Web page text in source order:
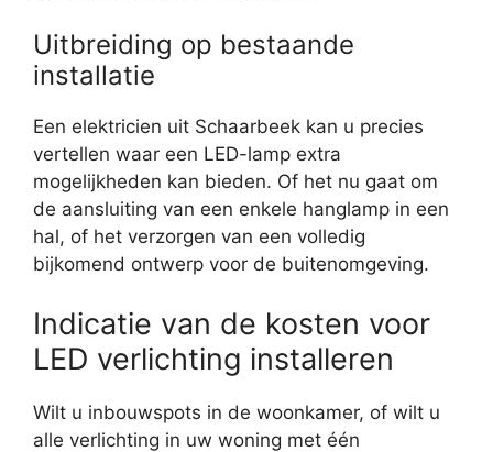
Uitbreiding op bestaande
installatie
Een elektricien uit Schaarbeek kan u precies
vertellen waar een LED-lamp extra
mogelijkheden kan bieden. Of het nu gaat om
de aansluiting van een enkele hanglamp in een
hal, of het verzorgen van een volledig
bijkomend ontwerp voor de buitenomgeving.
Indicatie van de kosten voor
LED verlichting installeren
Wilt u inbouwspots in de woonkamer, of wilt u
alle verlichting in uw woning met één